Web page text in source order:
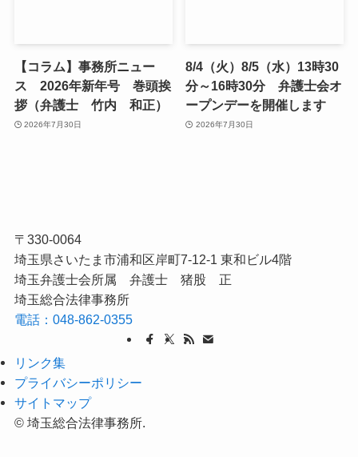
【コラム】事務所ニュー
ス 2026年新年号 巻頭挨
拶（弁護士 竹内 和正）
2026年7月30日
8/4（火）8/5（水）13時30
分～16時30分 弁護士会オ
ープンデーを開催します
2026年7月30日
〒330-0064
埼玉県さいたま市浦和区岸町7-12-1 東和ビル4階
埼玉弁護士会所属 弁護士 猪股 正
埼玉総合法律事務所
電話：048-862-0355
リンク集
プライバシーポリシー
サイトマップ
©埼玉総合法律事務所.